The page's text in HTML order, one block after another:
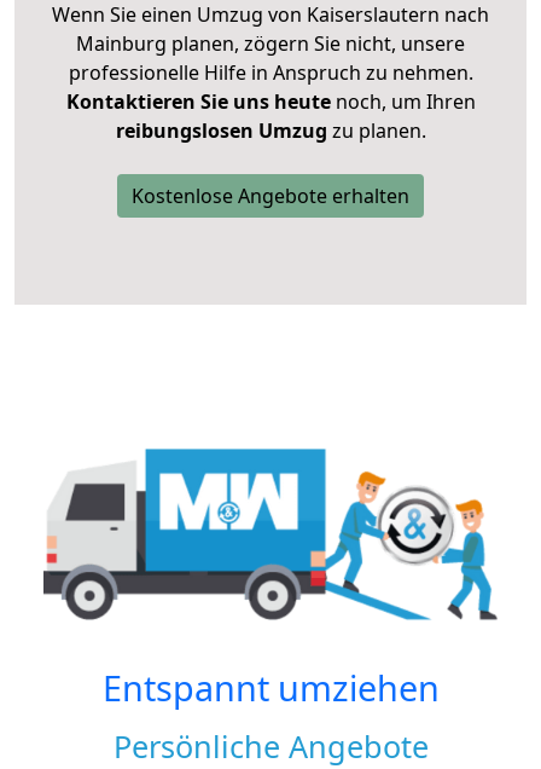
Wenn Sie einen Umzug von Kaiserslautern nach
Mainburg planen, zögern Sie nicht, unsere
professionelle Hilfe in Anspruch zu nehmen.
Kontaktieren Sie uns heutenoch, um Ihren
reibungslosen Umzug zu planen.
Kostenlose Angebote erhalten
Entspannt umziehen
Persönliche Angebote